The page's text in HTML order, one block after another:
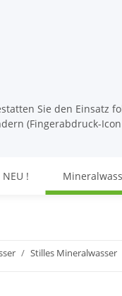
Sie den Einsatz
(Fingerabdruck-
NEU !
Stilles Mineralwasser